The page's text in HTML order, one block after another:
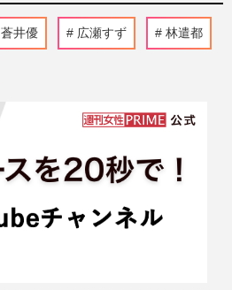
蒼井優 広瀬すず 林遣都